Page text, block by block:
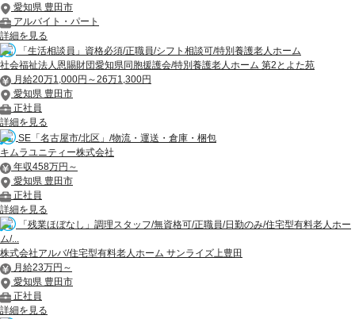
愛知県 豊田市
アルバイト・パート
詳細を見る
「生活相談員」資格必須/正職員/シフト相談可/特別養護老人ホーム
社会福祉法人恩賜財団愛知県同胞援護会/特別養護老人ホーム 第2とよた苑
月給20万1,000円～26万1,300円
愛知県 豊田市
正社員
詳細を見る
SE「名古屋市/北区」/物流・運送・倉庫・梱包
キムラユニティー株式会社
年収458万円～
愛知県 豊田市
正社員
詳細を見る
「残業ほぼなし」調理スタッフ/無資格可/正職員/日勤のみ/住宅型有料老人ホー
ム/...
株式会社アルバ/住宅型有料老人ホーム サンライズ上豊田
月給23万円～
愛知県 豊田市
正社員
詳細を見る